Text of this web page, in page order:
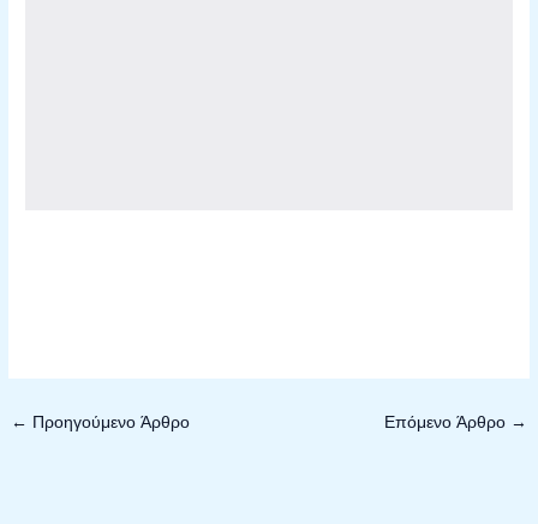
← Προηγούμενο Άρθρο Επόμενο Άρθρο →